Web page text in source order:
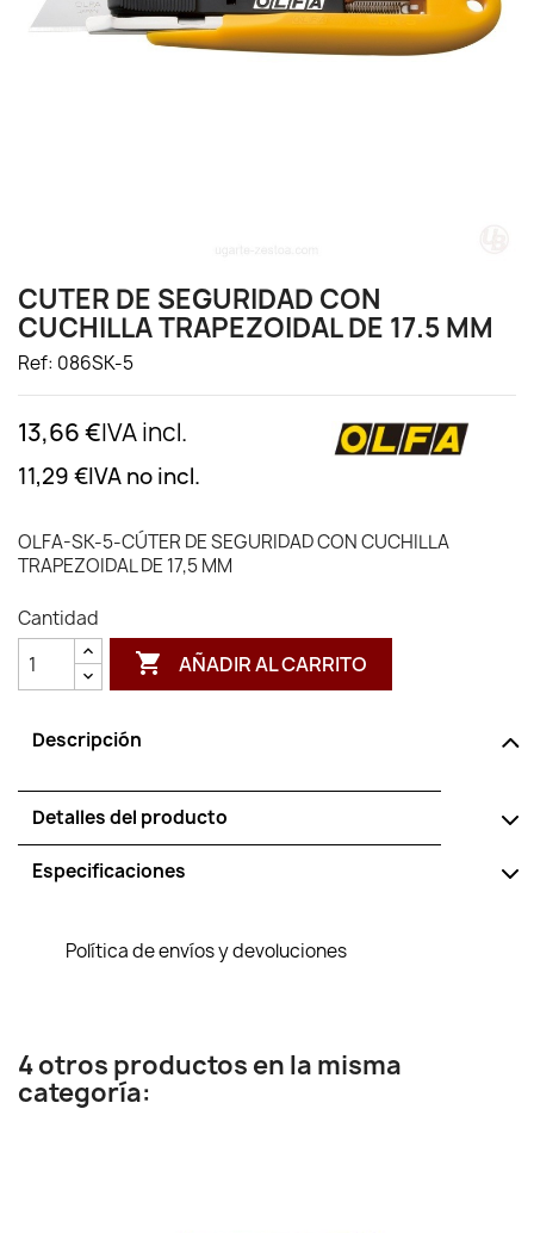
CUTER DE SEGURIDAD CON
CUCHILLA TRAPEZOIDAL DE 17.5 MM
Ref: 086SK-5
13,66 €IVA incl.
11,29 €IVA no incl.
OLFA-SK-5-CÚTER DE SEGURIDAD CON CUCHILLA
TRAPEZOIDAL DE 17,5 MM
Cantidad
 AÑADIR AL CARRITO
Descripción
Detalles del producto
Especificaciones
Política de envíos y devoluciones
4 otros productos en la misma
categoría: